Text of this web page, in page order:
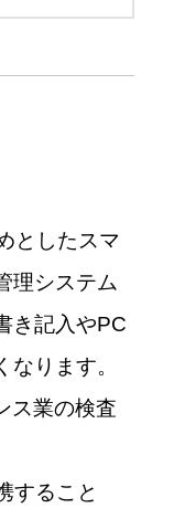
としたスマ
理システム
き記入やPC
ります。
ス業の検査
すること